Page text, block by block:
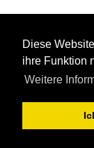
Diese
ihre Funktion
Weitere
Live-ID an